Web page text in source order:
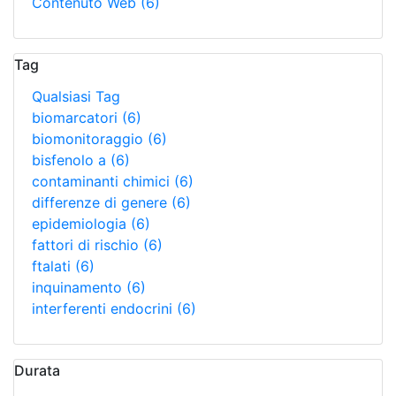
Tag
Qualsiasi Tag
biomarcatori (6)
biomonitoraggio (6)
bisfenolo a (6)
contaminanti chimici (6)
differenze di genere (6)
epidemiologia (6)
fattori di rischio (6)
ftalati (6)
inquinamento (6)
interferenti endocrini (6)
Durata